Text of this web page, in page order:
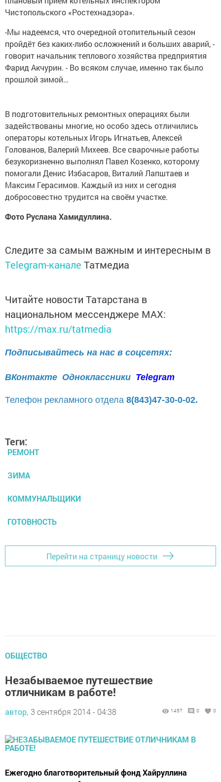
Чистопольского «Ростехнадзора».
-Мы надеемся, что очередной отопительный сезон
пройдёт без каких-либо осложнений и больших аварий, -
говорит начальник теплового хозяйства предприятия
Фарид Акчурин. - Во всяком случае, именно так было
прошлой зимой…
В подготовительных ремонтных операциях были
задействованы многие, но особо здесь отличились
операторы котельных Игорь Игнатьев, Алексей
Голованов, Валерий Михеев. Все сварочные работы
безукоризненно выполнял Павел Козенко, которому
помогали Денис Избасаров, Виталий Лапштаев и
Максим Герасимов. Каждый из них и сегодня
добросовестно трудится на своём участке.
Фото Руслана Хамидуллина.
Следите за самым важным и интересным в
Telegram-канале Татмедиа
Читайте новости Татарстана в
национальном мессенджере MАХ:
https://max.ru/tatmedia
Подписывайтесь на нас в соцсетях:
ВКонтакте Одноклассники Telegram
Телефон рекламного отдела 8(843)47-30-0-02.
Теги:
РЕМОНТ
ЗИМА
КОММУНАЛЬЩИКИ
ГОТОВНОСТЬ
Перейти на страницу новости
ОБЩЕСТВО
Незабываемое путешествие
отличникам в работе!
автор, 3 сентября 2014 - 04:38 1457 0 0
Ежегодно благотворительный фонд Хайруллина